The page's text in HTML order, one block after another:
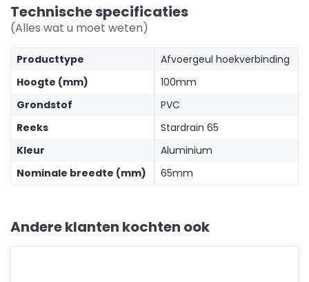
Technische specificaties
(Alles wat u moet weten)
Producttype
Afvoergeul hoekverbinding
Hoogte (mm)
100mm
Grondstof
PVC
Reeks
Stardrain 65
Kleur
Aluminium
Nominale breedte (mm)
65mm
Andere klanten kochten ook